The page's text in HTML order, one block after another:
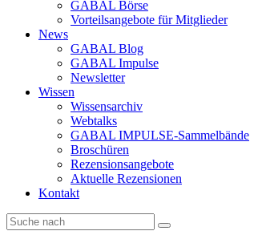
GABAL Börse
Vorteilsangebote für Mitglieder
News
GABAL Blog
GABAL Impulse
Newsletter
Wissen
Wissensarchiv
Webtalks
GABAL IMPULSE-Sammelbände
Broschüren
Rezensionsangebote
Aktuelle Rezensionen
Kontakt